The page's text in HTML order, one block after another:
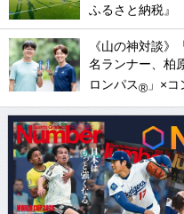
ふるさと納税』
《山の神対談》
名ランナー、柏
ロンパス® 」×